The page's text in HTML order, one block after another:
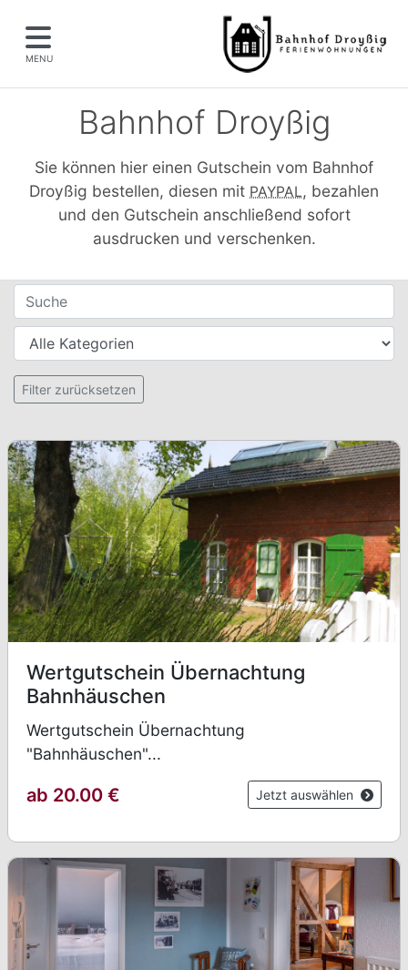
MENU
Bahnhof Droyßig
Sie können hier einen Gutschein vom Bahnhof
Droyßig bestellen, diesen mit PAYPAL, bezahlen
und den Gutschein anschließend sofort
ausdrucken und verschenken.
Filter für Gutscheine
Suche
Kategorien
Filter zurücksetzen
Setzt alle Filter zurück
Wertgutschein Übernachtung
Bahnhäuschen
Wertgutschein Übernachtung
"Bahnhäuschen"...
ab 20.00 € Jetzt auswählen